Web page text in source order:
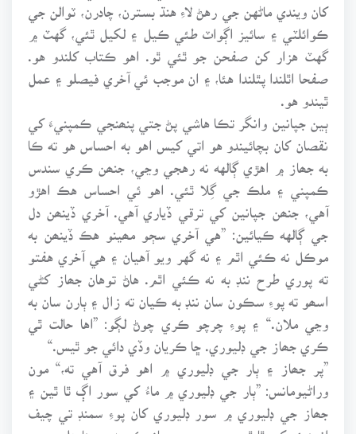
کان ويندي ماڻهن جي رهڻ لاءِ هنڌ بسترن، چادرن، ٽوالن جي
ڪوائلٽي ۽ سائيز اڳواٽ طئي ڪيل ۽ لکيل ٿئي، گهٽ ۾
گهٽ هزار کن صفحن جو ٿئي ٿو. اهو ڪتاب کلندو هو.
صفحا اٿلندا پٿلندا هئا، ۽ ان موجب ئي آخري فيصلو ۽ عمل
ٻين جپانين وانگر تڪا هاشي پڻ جتي پنھنجي ڪمپنيءَ کي
نقصان کان بچائيندو هو اتي کيس اهو به احساس هو ته ڪا
به جھاز ۾ اهڙي ڳالهه نه رهجي وڃي، جنھن ڪري سندس
ڪمپني ۽ ملڪ جي گِلا ٿئي. اهو ئي احساس هڪ اهڙو
آهي، جنھن جپانين کي ترقي ڏياري آهي. آخري ڏينھن دل
جي ڳالهه ڪيائين: ”هي آخري سڄو مھينو هڪ ڏينھن به
موڪل نه ڪئي اٿم ۽ نه گهر ويو آهيان ۽ هي آخري هفتو
ته پوري طرح ننڊ به نه ڪئي اٿم. هاڻ توهان جھاز کڻي
اسھو ته پوءِ سڪون سان ننڊ به ڪيان ته زال ۽ ٻارن سان به
وڃي ملان.“ ۽ پوءِ چرچو ڪري چوڻ لڳو: ”اها حالت ٿي
ڪري جھاز جي ڊليوري. ڇا ڪريان وڏي دائي جو ٿيس.“
”پر جھاز ۽ ٻار جي ڊليوري ۾ اهو فرق آهي ته،“ مون
وراڻيومانس: ”ٻار جي ڊليوري ۾ ماءُ کي سور اڳ ٿا ٿين ۽
جھاز جي ڊليوري ۾ سور ڊليوري کان پوءِ سمنڊ تي چيف
انجنيئر کي ٿا ٿين _ جيسين جھاز ڪجهه مھينا هلي وڃي